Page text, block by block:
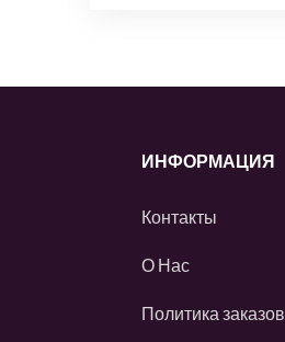
ИНФОРМАЦИЯ
Контакты
О Нас
Политика заказов